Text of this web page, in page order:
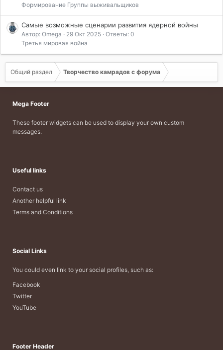
Формирование Группы выживальщиков
Самые возможные сценарии развития ядерной войны
Автор: Omega 29 Окт 2025 Ответы: 0
Третья мировая война
Общий раздел Творчество камрадов с форума
Mega Footer
These footer widgets can be used to display your own custom
messages.
Useful links
Contact us
Another helpful link
Terms and Conditions
Social Links
You could even link to your social profiles, such as:
Facebook
Twitter
YouTube
Footer Header